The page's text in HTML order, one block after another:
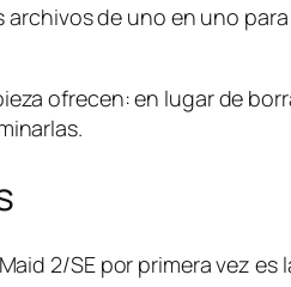
de uno en uno
ofrecen: en lugar de
2/SE por primera vez